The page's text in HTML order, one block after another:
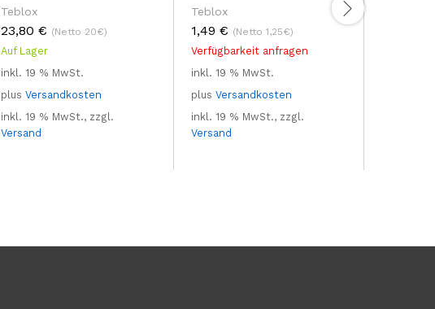
Teblox
23,80 € (Netto 20€)
Auf Lager
inkl. 19 % MwSt.
plus Versandkosten
inkl. 19 % MwSt., zzgl.
Versand
Teblox
1,49 € (Netto 1,25€)
Verfügbarkeit anfragen
inkl. 19 % MwSt.
plus Versandkosten
inkl. 19 % MwSt., zzgl.
Versand